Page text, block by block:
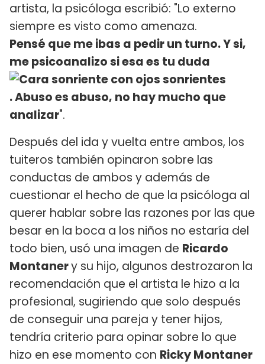
artista, la psicóloga escribió: "Lo externo
siempre es visto como amenaza.
Pensé que me ibas a pedir un turno. Y si,
me psicoanalizo si esa es tu duda
. Abuso es abuso, no hay mucho que
analizar".
Después del ida y vuelta entre ambos, los
tuiteros también opinaron sobre las
conductas de ambos y además de
cuestionar el hecho de que la psicóloga al
querer hablar sobre las razones por las que
besar en la boca a los niños no estaría del
todo bien, usó una imagen de Ricardo
Montanery su hijo, algunos destrozaron la
recomendación que el artista le hizo a la
profesional, sugiriendo que solo después
de conseguir una pareja y tener hijos,
tendría criterio para opinar sobre lo que
hizo en ese momento con Ricky Montaner